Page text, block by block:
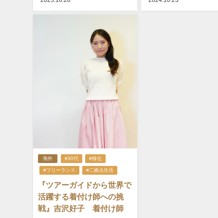
海外 #30代 #移住
#フリーランス #二拠点生活
『ツアーガイドから世界で
活躍する着付け師への挑
戦』吉沢好子 着付け師